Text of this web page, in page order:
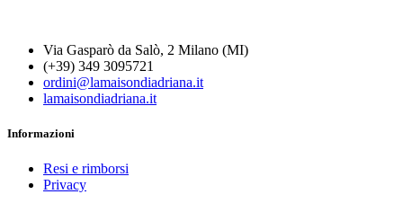
Via Gasparò da Salò, 2 Milano (MI)
(+39) 349 3095721
ordini@lamaisondiadriana.it
lamaisondiadriana.it
Informazioni
Resi e rimborsi
Privacy